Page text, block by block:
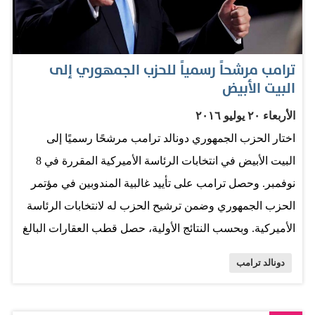
كلمته، وجه دعوة قال فيها «من فضلكم لا تمكثوا في منازلكم
في نوفمبر. قفوا وقولوا كلمتكم وصوتوا بما تمليه عليكم
ضمائركم. صوتوا (لقائمة) المرشحين من أول البطاقة
(الانتخابية) إلى آخرها... لمن تثقون في أنه سيدافع عن حريتكم
ويلتزم بالدستور». ورأى منتقدون أن دعوة الناس لتحكيم
ضمائرهم هي بمثابة تصويت بسحب الثقة من ترامب. وقبل
نهاية كلمة كروز، دلف ترامب (70 عاما) إلى قاعة المؤتمر
ليشيد بخطاب كروز لكنه خطف الأنظار وحول اهتمام
الحاضرين عنه. وكتب ترامب على «تويتر» لاحقًا أن كروز حنث
بوعد قطعاه معاً بتأييد…
ترامب مرشحاً رسمياً للحزب الجمهوري إلى
البيت الأبيض
الأربعاء ٢٠ يوليو ٢٠١٦
اختار الحزب الجمهوري دونالد ترامب مرشحًا رسميًا إلى
البيت الأبيض في انتخابات الرئاسة الأميركية المقررة في 8
نوفمبر. وحصل ترامب على تأييد غالبية المندوبين في مؤتمر
الحزب الجمهوري وضمن ترشيح الحزب له لانتخابات الرئاسة
الأميركية. وبحسب النتائج الأولية، حصل قطب العقارات البالغ
دونالد ترامب